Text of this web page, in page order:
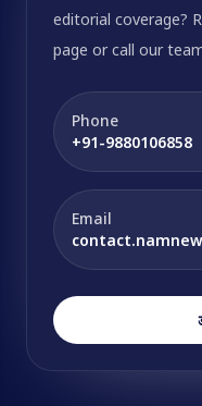
editorial coverage?
page or call our
Phone
+91-9880106858
Email